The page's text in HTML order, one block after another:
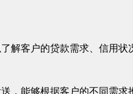
解客户的贷款需求、信用状
，能够根据客户的不同需求